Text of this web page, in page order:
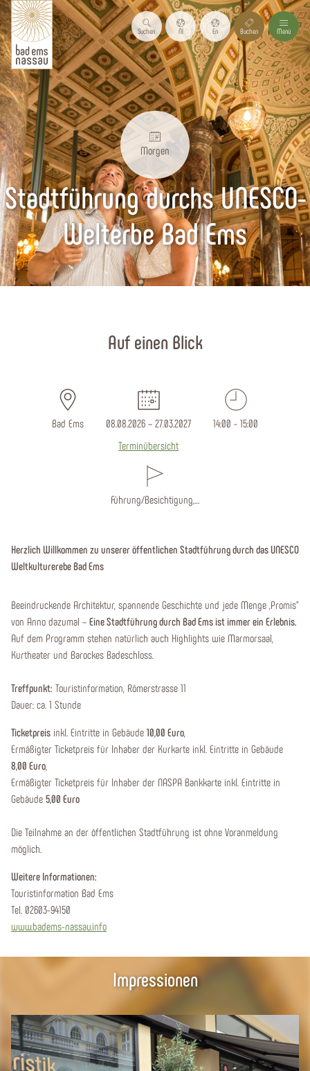
Suchen Nl En Buchen Menü
Morgen
Stadtführung durchs UNESCO-
Welterbe Bad Ems
Auf einen Blick
Bad Ems
08.08.2026 – 27.03.2027
Terminübersicht
14:00 - 15:00
Führung/Besichtigung,…
Herzlich Willkommen zu unserer öffentlichen Stadtführung durch das UNESCO
Weltkulturerebe Bad Ems
Beeindruckende Architektur, spannende Geschichte und jede Menge „Promis“
von Anno dazumal – Eine Stadtführung durch Bad Ems ist immer ein Erlebnis.
Auf dem Programm stehen natürlich auch Highlights wie Marmorsaal,
Kurtheater und Barockes Badeschloss.
Treffpunkt: Touristinformation, Römerstrasse 11
Dauer: ca. 1 Stunde
Ticketpreis inkl. Eintritte in Gebäude 10,00 Euro
Ermäßigter Ticketpreis für Inhaber der Kurkarte inkl. Eintritte in Gebäude
8,00 Euro
Ermäßigter Ticketpreis für Inhaber der NASPA Bankkarte inkl. Eintritte in
Gebäude 5,00 Euro
Die Teilnahme an der öffentlichen Stadtführung ist ohne Voranmeldung
möglich.
Weitere Informationen:
Touristinformation Bad Ems
Tel. 02603-94150
www.badems-nassau.info
Impressionen